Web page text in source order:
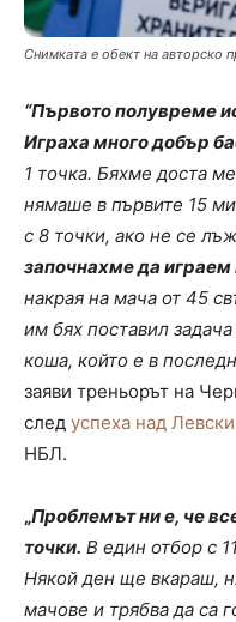
Снимката е обект на авторско
“Първото полувреме
Играха много добър
1 точка. Бяхме доста
нямаше в първите 15
с 8 точки, ако не се
започнахме да играем
накрая на мача от 45
им бях поставил
коша, който е в
заяви треньорът на
след успеха над
НБЛ.
„Проблемът ни е, че
точки. В един отбор с
Някой ден ще вкараш,
мачове и трябва да са